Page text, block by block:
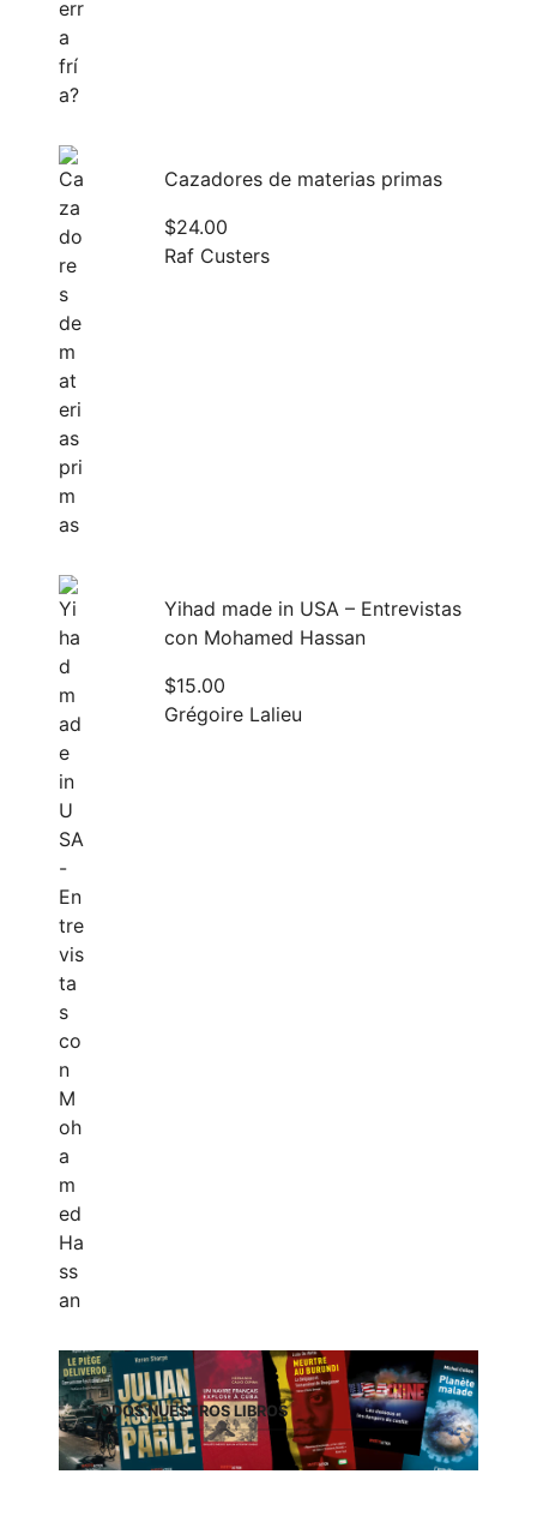
Cazadores de materias primas
$24.00
Raf Custers
Yihad made in USA – Entrevistas
con Mohamed Hassan
$15.00
Grégoire Lalieu
TODOS NUESTROS LIBROS